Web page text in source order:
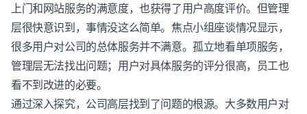
上门和网站服务的满意度，也获得了用户高度评价。但管理
层很快意识到，事情没这么简单。焦点小组座谈情况显示，
很多用户对公司的总体服务并不满意。孤立地看单项服务，
管理层无法找出问题；用户对具体服务的评分很高，员工也
看不到改进的必要。
通过深入探究，公司高层找到了问题的根源。大多数用户对